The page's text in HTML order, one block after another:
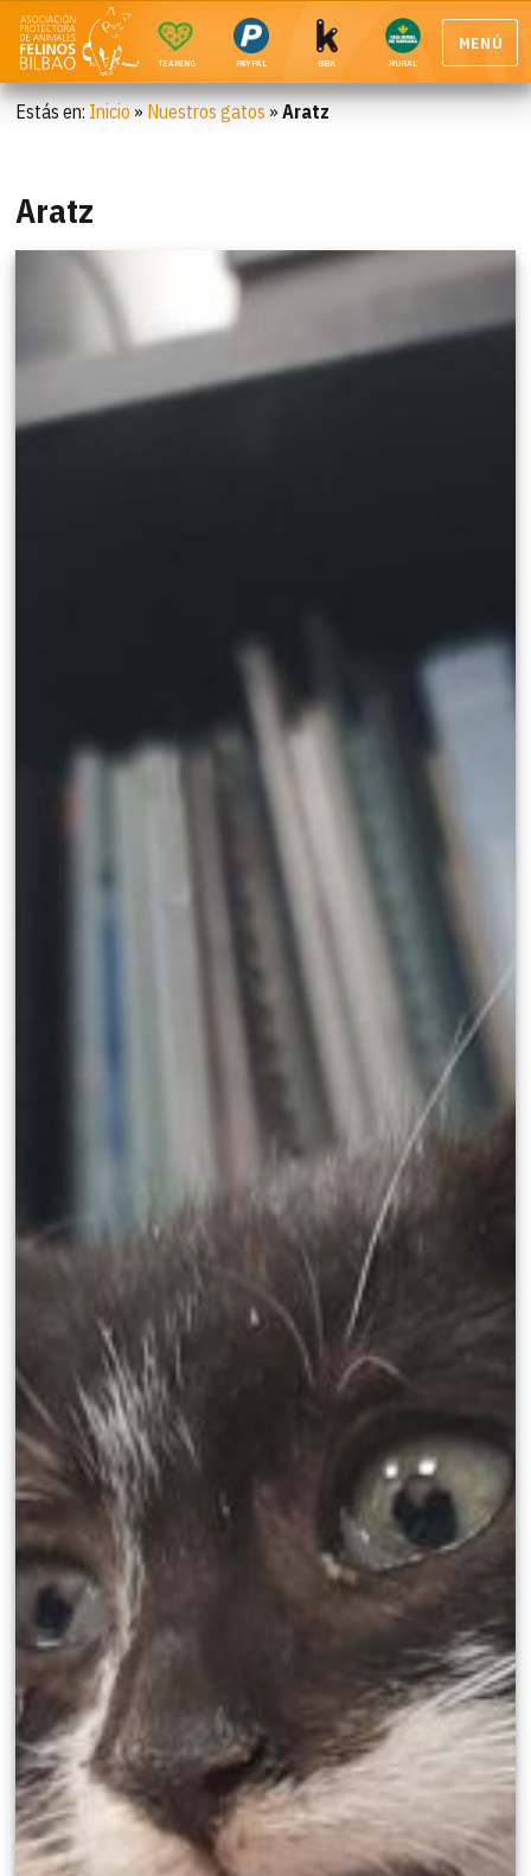
TEAMING PAYPAL BBK RURAL
MENÚ
Estás en: Inicio » Nuestros gatos »Aratz
Aratz